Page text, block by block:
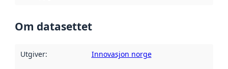
Om datasettet
Utgiver: Innovasjon norge